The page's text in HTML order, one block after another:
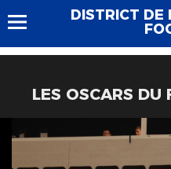
DISTRICT DE
LES OSCARS